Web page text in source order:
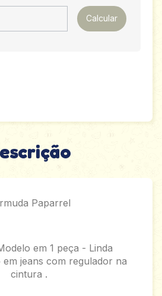
Calcular
Paparrel
em 1 peça - Linda
jeans com regulador na
cintura .